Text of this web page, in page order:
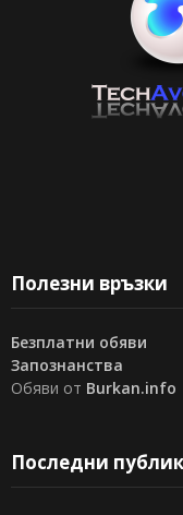
Полезни връзки
Безплатни обяви
Запознанства
Обяви от Burkan.info
Последни